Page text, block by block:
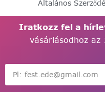
Általános
Iratkozz fel a
vásárlásodhoz az